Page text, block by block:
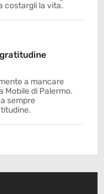
costargli la vita.
a mancare
Mobile di Palermo.
sempre